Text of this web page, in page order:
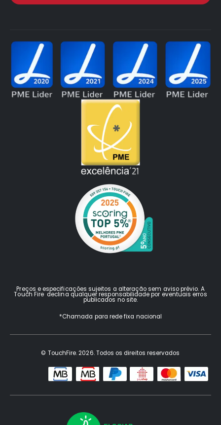
Preços e especificações sujeitos a alteração sem aviso prévio. A
Touch Fire declina qualquer responsabilidade por eventuais erros
publicados no site.
*Chamada para rede fixa nacional
© TouchFire. 2026. Todos os direitos reservados